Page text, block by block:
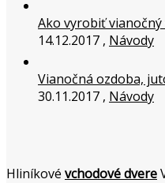
Ako vyrobiť vianočný
14.12.2017 , Návody
Vianočná ozdoba,
30.11.2017 , Návody
Hliníkové vchodové dvere